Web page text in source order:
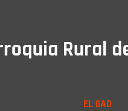
Rural
EL GAD